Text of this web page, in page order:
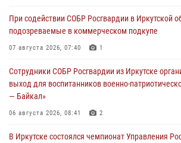
При содействии СОБР Росгвардии в Иркутской
подозреваемые в коммерческом подкупе
07 августа 2026, 07:40 1
Сотрудники СОБР Росгвардии из Иркутске
выход для воспитанников военно-
— Байкал»
06 августа 2026, 08:41 2
В Иркутске состоялся чемпионат Управления